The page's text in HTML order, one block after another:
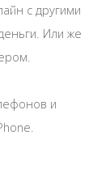
с другими
Или же
и